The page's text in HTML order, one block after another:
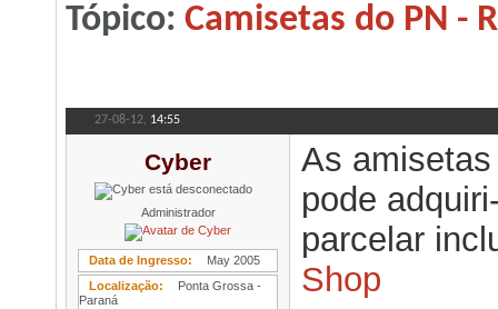
Tópico: Camisetas do PN -
27-08-12, 14:55
Cyber
Administrador
Data de Ingresso
May 2005
Localização
Ponta Grossa -
Paraná
As
pode
parcelar
Shop